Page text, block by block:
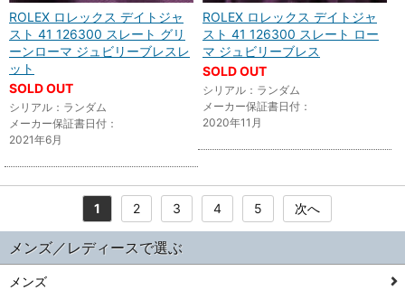
ROLEX ロレックス デイトジャ
スト 41 126300 スレート グリ
ーンローマ ジュビリーブレスレ
ット
SOLD OUT
シリアル：ランダム
メーカー保証書日付：
2021年6月
ROLEX ロレックス デイトジャ
スト 41 126300 スレート ロー
マ ジュビリーブレス
SOLD OUT
シリアル：ランダム
メーカー保証書日付：
2020年11月
1 2 3 4 5 次へ
メンズ／レディースで選ぶ
メンズ